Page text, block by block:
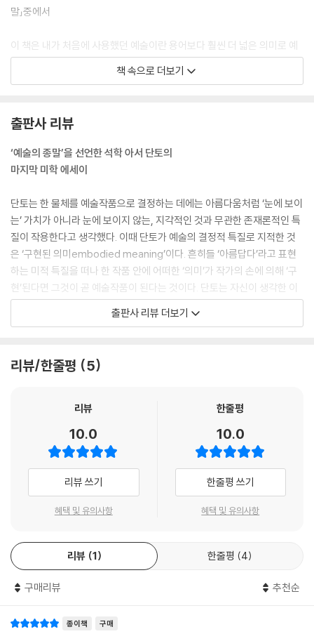
말」중에서
이 책은 내가 처음에 사용했던 예술이란 용어보다 훨씬 더 넓은 의미로 예
술의 개념을 분석하고자 한다. 알베르티의 역사라 불릴 만한 흐름에 속한
예술과, 시각적 진실에 대한 추구는 예술의 정의에 포함되지 않는다고 말
네덜란드 그리고 아메리카 등지로 발전해나간 예술을 규정하는 특징일 뿐,
예술의 본질을 규정하는 특징은 아니다. 단지 모든 예술에 속한 것만이 예
술로서의 예술에 속한다. 당혹스러운 작품을 볼 때 사람들은 “저것도 예술
어떤 것이 예술임을 안다는 것은 다르다고 말해야겠다. ---「깨어 있는 꿈」
중에서
내 생각을 말하자면, 만일 눈에 보이는 차이가 없다면 눈에 보이지 않는 차
이가 있어야 하는데, 브릴로 상자 안의 브릴로 수세미처럼 상자에 가로막
혀 안 보이는 것이 아니라, 항상 안 보이는 특성이 있어야 한다. 나는 본질
상 눈에 보이지 않는 그런 두 가지 특성을 제시한 바 있다. 나는 예술철학에
관한 첫 번째 저작에서 예술작품은 어떤 것에 관한 것이라 생각했고, 그러
므로 예술작품은 의미를 갖고 있다고 결론지었다. 우리는 의미를 추론하거
되는 문장과 다르게, 의미는 그것을 담고 있는 사물로 구현된다embodie
나는 예술가의 기술과 관련이 있는 또 하나의 조건을 추가하여 과거에 제
기했던 예술의 정의 ? 구현된 의미 ? 를 보완하겠다고 결정했다. 이제 나는
데카르트와 플라톤에 기초하여 예술을 ‘깨어 있는 꿈’으로 정의하고자 한
다. 사람들은 예술의 보편성을 설명하고 싶어 하는데, 나의 직감으로 꿈은
모든 사람이 모든 곳에서 경험한다. 꿈을 꾸려면 잠을 자야 하지만, 깨어 있
는 꿈은 우리에게 깨어 있기를 요구한다. 꿈은 외양들로 이루어져 있지만,
사전식 박물관에 있는 다양한 예술들은 다양한 문화에 의해 만들어진 것들
이다. ---「깨어 있는 꿈」중에서
는 만큼이나 복잡하게 물질적 객체와 관련되어 있다. 미켈란젤로는 하나의
책 속으로 더보기
출판사 리뷰
‘예술의 종말’을 선언한 석학 아서 단토의
마지막 미학 에세이
단토는 한 물체를 예술작품으로 결정하는 데에는 아름다움처럼 ‘눈에 보이
는’ 가치가 아니라 눈에 보이지 않는, 지각적인 것과 무관한 존재론적인 특
질이 작용한다고 생각했다. 이때 단토가 예술의 결정적 특질로 지적한 것
은 ‘구현된 의미embodied meaning’이다. 흔히들 ‘아름답다’라고 표현
하는 미적 특질을 떠나 한 작품 안에 어떠한 ‘의미’가 작가의 손에 의해 ‘구
현’된다면 그것이 곧 예술작품이 된다는 것이다. 단토는 자신이 생각한 이
예술의 본질이 어느 공간에서나, 어느 시대에나 단일한 것이었음을 증명하
기 위해 미켈란젤로의 시스티나성당 천장 벽화, 피에로 델라 프란체스카,
플라톤이 정의한 모방으로서의 예술의 개념에서 시작해 시대에 따른 예술
촘하게 엮어 예술에 대한 철학적인 논의를 풍부하게 개진한다.
무엇이 예술이 되는지,
시공을 초월하는 예술의 본질은 무엇인지―
예술작품을 결정하는 단 하나의 철학적인 기준을 탐사한다
1장 〈깨어 있는 꿈〉은 마치 20세기의 현대 미술사를 집약한 개관과도 같다.
티의 기준을 벗어나 새로운 활로를 모색하기 시작한 예술을 이야기하며,
피카소와 마네, 마티스 등의 인상파 화가들로부터 미국의 모더니즘 화가들
을 거쳐 뒤샹, 워홀에 이르는 여정을 차근차근 짚어나간다. 마침내 1964
년에 이르러 자신이 ‘예술의 종말’을 선언케 한 앤디 워홀의 〈브릴로 상자〉
실한 〈브릴로 상자〉가 어떤 특질을 가져서 예술작품이 되는지를 고찰한다.
출판사 리뷰 더보기
리뷰/한줄평 5
리뷰
10.0
리뷰 쓰기
혜택 및 유의사항
한줄평
10.0
한줄평 쓰기
혜택 및 유의사항
리뷰 1 한줄평 4
구매리뷰 추천순
종이책 구매